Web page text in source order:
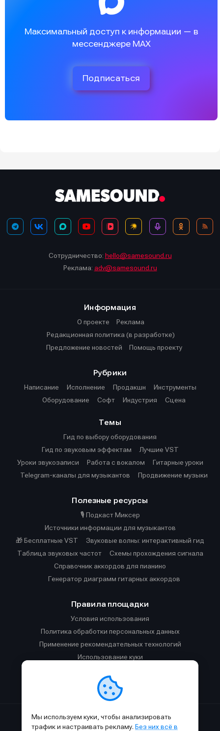
Максимальный доступ к информации — в
мессенджере MAX
Подписаться
Сотрудничество: hello@samesound.ru
Реклама: adv@samesound.ru
Информация
О проекте
Реклама
Редакционная политика (в разработке)
Предложение новостей
Помощь проекту
Рубрики
Написание
Исполнение Продакшн
Инструменты
Оборудование
Софт Индустрия Сцена
Темы
Гид по выбору оборудования
Гид по звуковым эффектам
Лучшие VST
Уроки звукозаписи
Работа с вокалом
Гитарные уроки
Telegram-каналы для музыкантов
Продвижение музыки
Полезные ресурсы
🎙️ Подкаст Миксер
Источники информации для музыкантов
🎁 Бесплатные VST
Звуковые волны: интерактивный гид
Таблица звуковых частот
Cхемы прохождения сигнала
Справочник аккордов для пианино
Генератор диаграмм гитарных аккордов
Правила площадки
Условия использования
Политика обработки персональных данных
Применение рекомендательных технологий
Использование куки
Правила общения в Телеграм-чате
Сделано с к в SAMESOUND© 2015-2026.
Мы используем куки, чтобы анализировать
трафик и настраивать рекламу. Без них всё в